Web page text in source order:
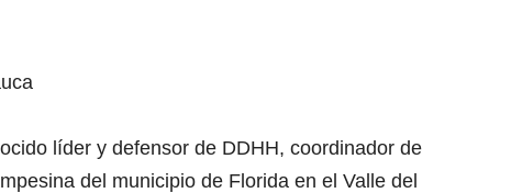
líder y defensor de DDHH, coordinador de
del municipio de Florida en el Valle del